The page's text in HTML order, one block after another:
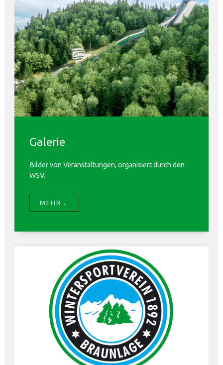
Galerie
Bilder von Veranstaltungen, organisiert durch den
WSV.
MEHR...